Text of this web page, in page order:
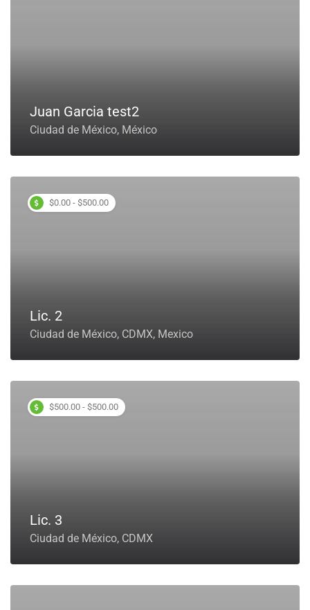
Juan Garcia test2
Ciudad de México, México
$0.00 - $500.00
Lic. 2
Ciudad de México, CDMX, Mexico
$500.00 - $500.00
Lic. 3
Ciudad de México, CDMX